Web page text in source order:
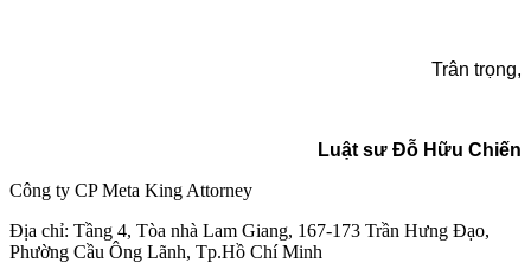
Trân trọng,
Luật sư Đỗ Hữu Chiến
Công ty CP Meta King Attorney
Địa chỉ: Tầng 4, Tòa nhà Lam Giang, 167-173 Trần Hưng Đạo,
Phường Cầu Ông Lãnh, Tp.Hồ Chí Minh